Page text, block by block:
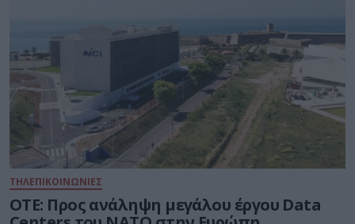
ΤΗΛΕΠΙΚΟΙΝΩΝΙΕΣ
ΟΤΕ: Προς ανάληψη μεγάλου έργου Data